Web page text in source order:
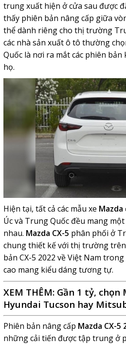
trung xuất hiện ở cửa sau được
thấy phiên bản nâng cấp giữa
thể dành riêng cho thị trường
các nhà sản xuất ô tô thường
Quốc là nơi ra mắt các phiên bản
họ.
Hiện tại, tất cả các mẫu xe Mazda
Úc và Trung Quốc đều mang
nhau. Mazda CX-5 phân phối ở
chung thiết kế với thị trường
bản CX-5 2022 về Việt Nam
cao mang kiểu dáng tương tự.
XEM THÊM: Gần 1 tỷ, chọn
Hyundai Tucson hay
Phiên bản nâng cấp Mazda CX-
những cải tiến được tập trung ở